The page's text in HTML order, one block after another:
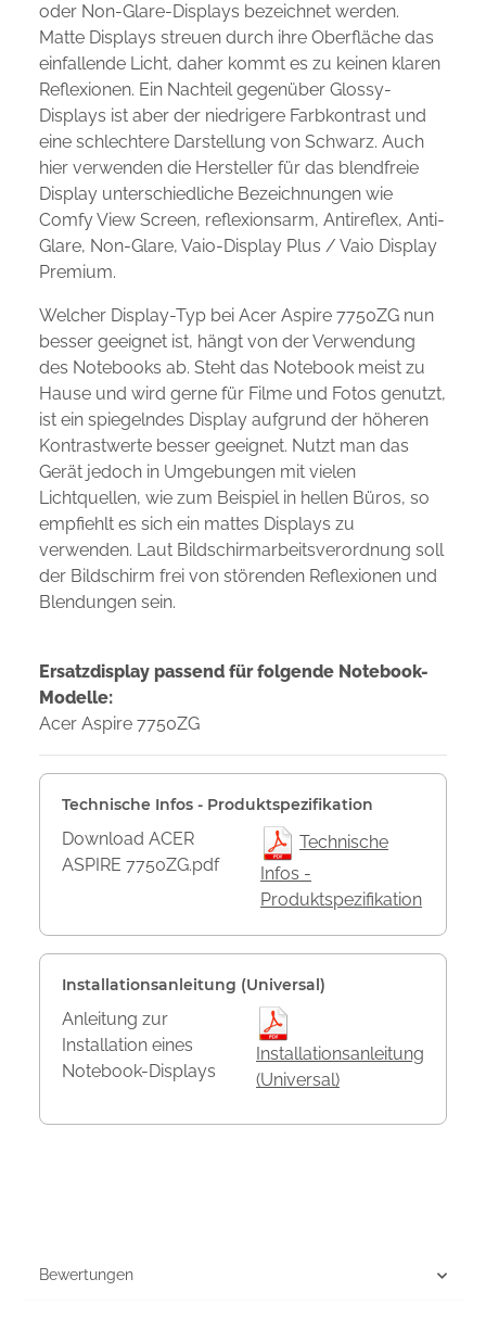
oder Non-Glare-Displays bezeichnet werden.
Matte Displays streuen durch ihre Oberfläche das
einfallende Licht, daher kommt es zu keinen klaren
Reflexionen. Ein Nachteil gegenüber Glossy-
Displays ist aber der niedrigere Farbkontrast und
eine schlechtere Darstellung von Schwarz. Auch
hier verwenden die Hersteller für das blendfreie
Display unterschiedliche Bezeichnungen wie
Comfy View Screen, reflexionsarm, Antireflex, Anti-
Glare, Non-Glare, Vaio-Display Plus / Vaio Display
Premium.
Welcher Display-Typ bei Acer Aspire 7750ZG nun
besser geeignet ist, hängt von der Verwendung
des Notebooks ab. Steht das Notebook meist zu
Hause und wird gerne für Filme und Fotos genutzt,
ist ein spiegelndes Display aufgrund der höheren
Kontrastwerte besser geeignet. Nutzt man das
Gerät jedoch in Umgebungen mit vielen
Lichtquellen, wie zum Beispiel in hellen Büros, so
empfiehlt es sich ein mattes Displays zu
verwenden. Laut Bildschirmarbeitsverordnung soll
der Bildschirm frei von störenden Reflexionen und
Blendungen sein.
Ersatzdisplay passend für folgende Notebook-
Modelle:
Acer Aspire 7750ZG
Technische Infos - Produktspezifikation
Download ACER
ASPIRE 7750ZG.pdf
Technische
Infos -
Produktspezifikation
Installationsanleitung (Universal)
Anleitung zur
Installation eines
Notebook-Displays
Installationsanleitung
(Universal)
Bewertungen